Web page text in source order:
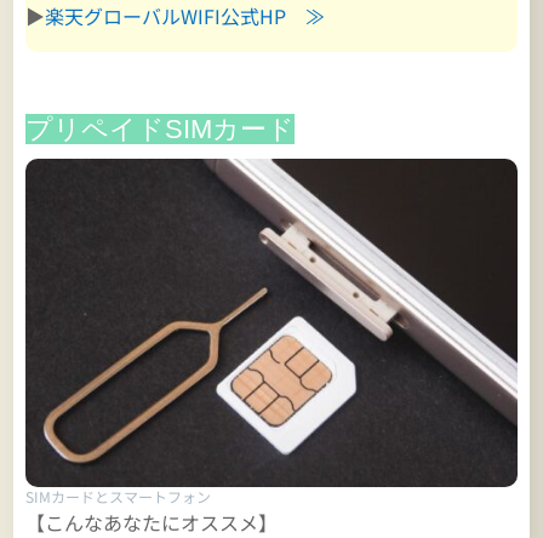
▶楽天グローバルWIFI公式HP ≫
プリペイドSIMカード
SIMカードとスマートフォン
【こんなあなたにオススメ】